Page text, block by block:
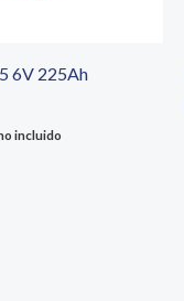
6V 225Ah
incluido